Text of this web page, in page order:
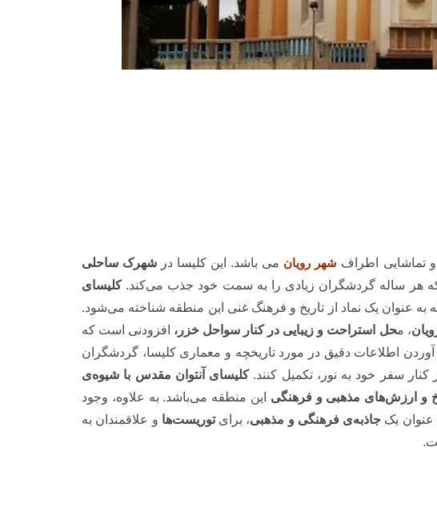
و تماشایی اطراف شهر رویان می باشد. این کلیسا در شهرک ساحلی
هر ساله گردشگران زیادی را به سمت خود جذب می‌کند.کلیسای
به عنوان یک نماد از تاریخ و فرهنگ غنی این منطقه شناخته می‌شود.
، محل استراحت و زیبایی در کنار سواحل خزر، افزودنی است که
اطلاعات دقیق در مورد تاریخچه و معماری کلیسا، گردشگران
کنار سفر خود به نور، تکمیل کنند.کلیسای آنتوان مقدس با شیوه‌ی
و ارزش‌های مذهبی و فرهنگی این منطقه می‌باشد. به علاوه، وجود
عنوان یک جاذبه‌ی فرهنگی و مذهبی، برایتوریست‌ها و علاقمندان به